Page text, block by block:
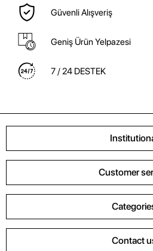
Güvenli Alışveriş
Geniş Ürün Yelpazesi
7 / 24 DESTEK
Customer
Contact